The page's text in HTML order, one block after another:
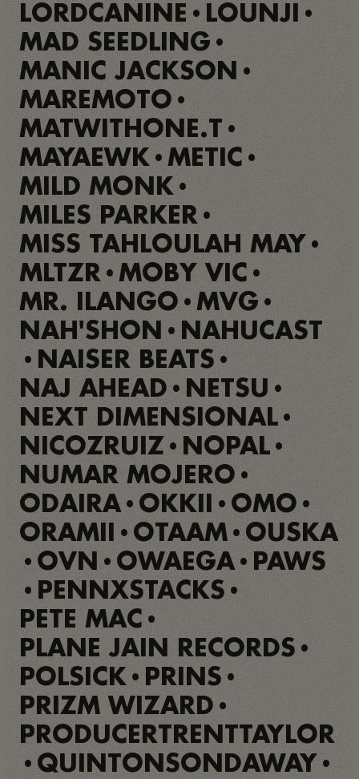
LORDCANINE • LOUNJI •
MAD SEEDLING •
MANIC JACKSON •
MAREMOTO •
MATWITHONE.T •
MAYAEWK • METIC •
MILD MONK •
MILES PARKER •
MISS TAHLOULAH MAY •
MLTZR • MOBY VIC •
MR. ILANGO • MVG •
NAH'SHON • NAHUCAST
• NAISER BEATS •
NAJ AHEAD • NETSU •
NEXT DIMENSIONAL •
NICOZRUIZ • NOPAL •
NUMAR MOJERO •
ODAIRA • OKKII • OMO •
ORAMII • OTAAM • OUSKA
• OVN • OWAEGA • PAWS
• PENNXSTACKS •
PETE MAC •
PLANE JAIN RECORDS •
POLSICK • PRINS •
PRIZM WIZARD •
PRODUCERTRENTTAYLOR
• QUINTONSONDAWAY •